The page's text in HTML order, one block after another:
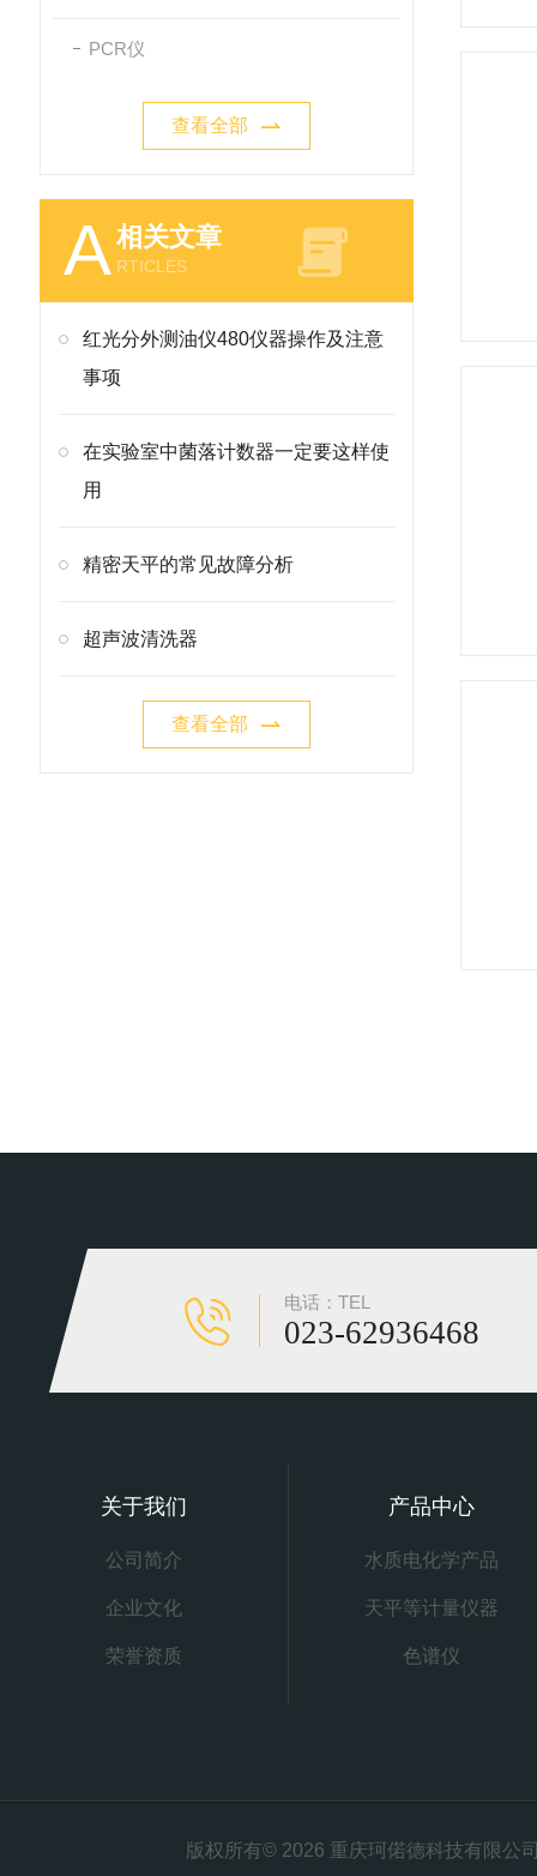
PCR仪
查看全部
A相关文章
RTICLES
红光分外测油仪480仪器操作及注意
事项
在实验室中菌落计数器一定要这样使
用
精密天平的常见故障分析
超声波清洗器
查看全部
电话：TEL
023-62936468
关于我们
公司简介
企业文化
荣誉资质
产品中心
水质电化学产品
天平等计量仪器
色谱仪
版权所有© 2026 重庆珂偌德科技有限